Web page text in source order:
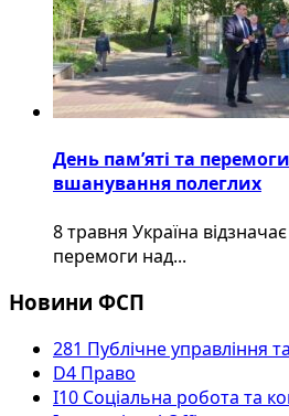
День пам’яті та
вшанування полеглих
8 травня Україна
перемоги над...
Новини ФСП
281 Публічне управління
D4 Право
I10 Соціальна робота та